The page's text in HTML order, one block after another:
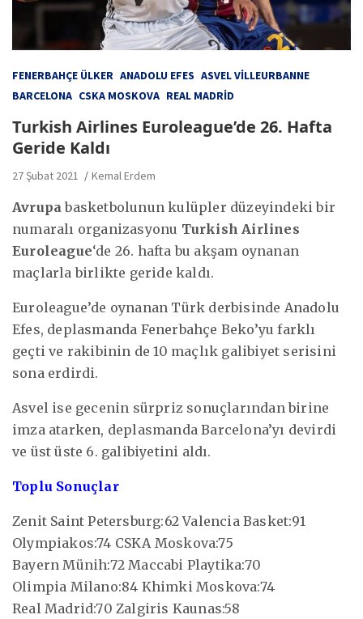
FENERBAHÇE ÜLKER ANADOLU EFES ASVEL VILLEURBANNE
BARCELONA CSKA MOSKOVA REAL MADRID
Turkish Airlines Euroleague’de 26. Hafta
Geride Kaldı
27 Şubat 2021 Kemal Erdem
Avrupa basketbolunun kulüpler düzeyindeki bir
numaralı organizasyonu Turkish Airlines
Euroleague‘de 26. hafta bu akşam oynanan
maçlarla birlikte geride kaldı.
Euroleague’de oynanan Türk derbisinde Anadolu
Efes, deplasmanda Fenerbahçe Beko’yu farklı
geçti ve rakibinin de 10 maçlık galibiyet serisini
sona erdirdi.
Asvel ise gecenin sürpriz sonuçlarından birine
imza atarken, deplasmanda Barcelona’yı devirdi
ve üst üste 6. galibiyetini aldı.
Toplu Sonuçlar
Zenit Saint Petersburg:62 Valencia Basket:91
Olympiakos:74 CSKA Moskova:75
Bayern Münih:72 Maccabi Playtika:70
Olimpia Milano:84 Khimki Moskova:74
Real Madrid:70 Zalgiris Kaunas:58